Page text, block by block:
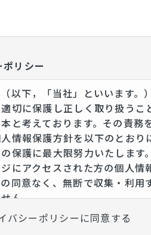
リシー
以下，「当社」といいます。
切に保護し正しく取り扱うこ
と考えております。その責務
情報保護方針を以下のとおり
保護に最大限努力いたします
にアクセスされた方の個人情
同意なく、無断で収集・利用
ん。
報を下記の目的または個々にお
での使用はいたしません。
バシーポリシーに同意する